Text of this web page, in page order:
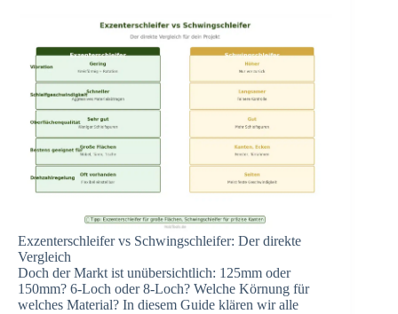
Exzenterschleifer vs Schwingschleifer: Der direkte
Vergleich
Doch der Markt ist unübersichtlich: 125mm oder
150mm? 6-Loch oder 8-Loch? Welche Körnung für
welches Material? In diesem Guide klären wir alle